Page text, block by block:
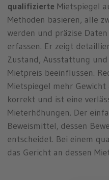
qualifizierte Mietspiegel
Methoden basieren, alle
werden und präzise
erfassen. Er zeigt
Zustand, Ausstattung
Mietpreis beeinflussen.
Mietspiegel mehr
korrekt und ist eine
Mieterhöhungen. Der
Beweismittel, dessen
entscheidet. Bei einem
das Gericht an dessen